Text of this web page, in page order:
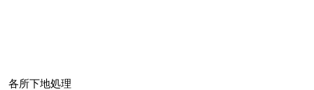
各所下地処理